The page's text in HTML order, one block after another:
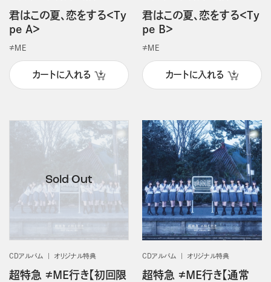
君はこの夏、恋をする＜Ty
pe A＞
≠ＭＥ
カートに入れる
君はこの夏、恋をする＜Ty
pe B＞
≠ＭＥ
カートに入れる
CDアルバム オリジナル特典
超特急 ≠ME行き【初回限
CDアルバム オリジナル特典
超特急 ≠ME行き【通常